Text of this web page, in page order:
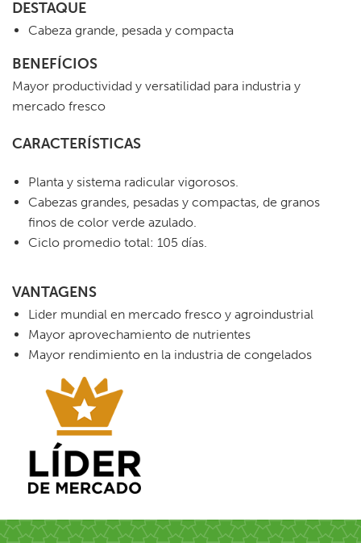
DESTAQUE
Cabeza grande, pesada y compacta
BENEFÍCIOS
Mayor productividad y versatilidad para industria y
mercado fresco
CARACTERÍSTICAS
Planta y sistema radicular vigorosos.
Cabezas grandes, pesadas y compactas, de granos
finos de color verde azulado.
Ciclo promedio total: 105 días.
VANTAGENS
Lider mundial en mercado fresco y agroindustrial
Mayor aprovechamiento de nutrientes
Mayor rendimiento en la industria de congelados